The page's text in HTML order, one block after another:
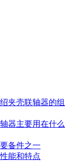
夹壳联轴器的组
器主要用在什么
备件之一
能和特点